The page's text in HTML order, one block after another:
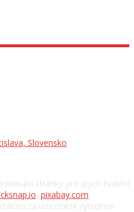
Slovensko
stránky pro jejich kvalitní
, pixabay.com,
za umožnění vytvoření